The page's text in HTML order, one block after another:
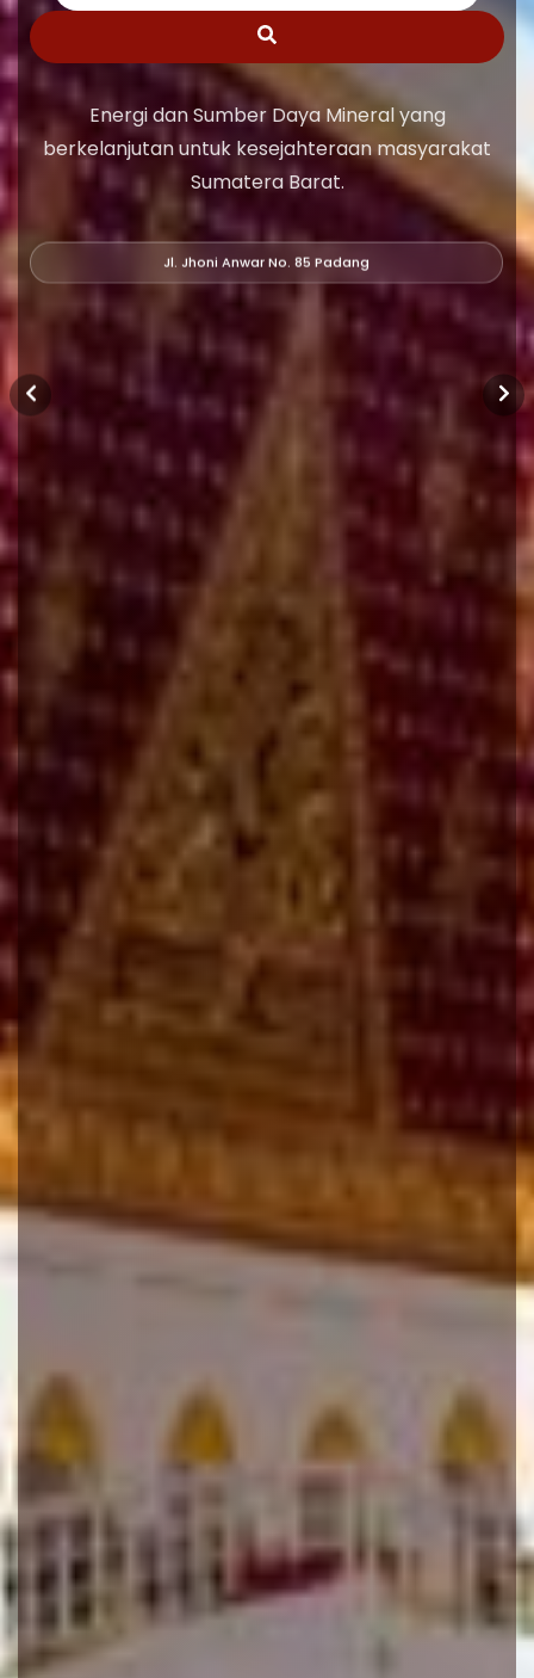
Energi dan Sumber Daya Mineral yang
berkelanjutan untuk kesejahteraan masyarakat
Sumatera Barat.
Jl. Jhoni Anwar No. 85 Padang